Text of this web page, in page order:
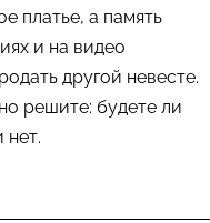
платье, а память
и на видео
другой невесте.
решите: будете ли
нет.